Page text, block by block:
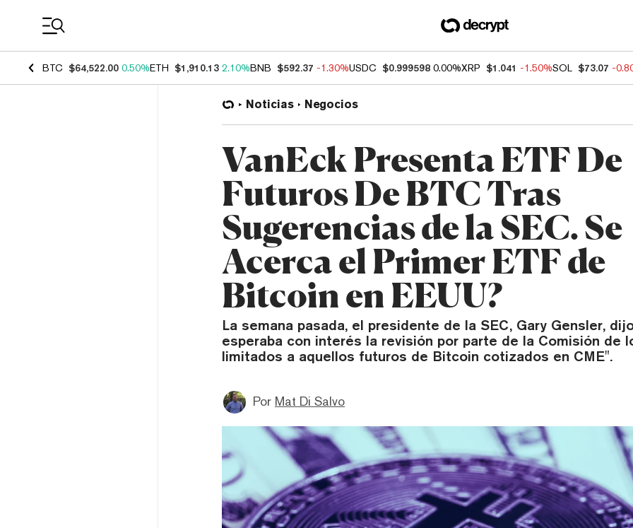
BTC $64,522.00 0.50%ETH $1,910.13 2.10%BNB $592.37 -1.30%USDC $0.999598 0.00%XRP $1.041 -1.50%SOL $73.07 -
Noticias Negocios
VanEck Presenta ETF De
Futuros De BTC Tras
Sugerencias de la SEC. Se
Acerca el Primer ETF de
Bitcoin en EEUU?
La semana pasada, el presidente de la SEC, Gary Gensler,
esperaba con interés la revisión por parte de la Comisión de
limitados a aquellos futuros de Bitcoin cotizados en CME".
Por Mat Di Salvo